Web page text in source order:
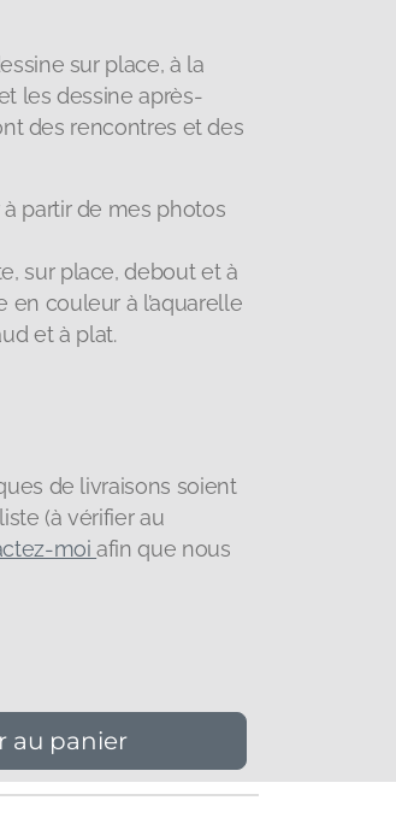
sur place, à la
les dessine après-
des rencontres et des
partir de mes photos
sur place, debout et à
en couleur à l’aquarelle
et à plat.
de livraisons soient
(à vérifier au
moiafin que nous
au panier